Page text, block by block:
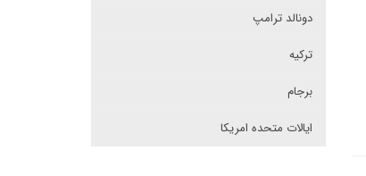
دونالد ترامپ
ترکیه
برجام
ایالات متحده امریکا